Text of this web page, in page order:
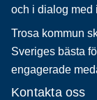
och i dialog med
Trosa kommun
Sveriges bästa
engagerade
Kontakta oss